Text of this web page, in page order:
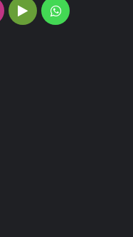
GoogleWhatsApp